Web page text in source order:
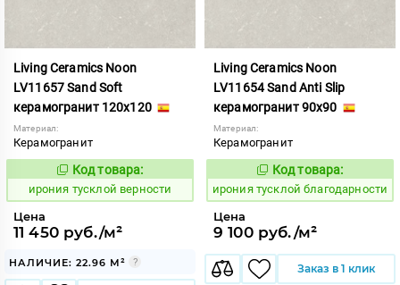
Living Ceramics Noon
LV11657 Sand Soft
керамогранит 120x120
Материал:
Керамогранит
1107006
Код товара:
ирония тусклой верности
Цена
11 450 руб./м²
НАЛИЧИЕ: 22.96 М²
Living Ceramics Noon
LV11654 Sand Anti Slip
керамогранит 90x90
Материал:
Керамогранит
1107003
Код товара:
ирония тусклой благодарности
Цена
9 100 руб./м²
Заказ в 1 клик